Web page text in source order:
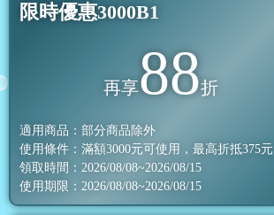
限時優惠3000B1
再享88折
適用商品：部分商品除外
使用條件：滿額3000元可使用，最高折抵375元
領取時間：2026/08/08~2026/08/15
使用期限：2026/08/08~2026/08/15